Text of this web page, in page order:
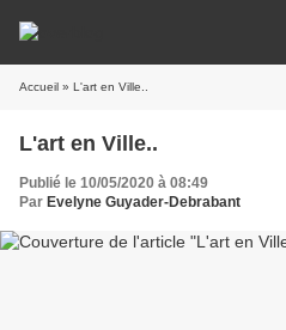
Accueil » L'art en Ville..
L'art en Ville..
Publié le 10/05/2020 à 08:49
Par Evelyne Guyader-Debrabant